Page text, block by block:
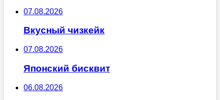
07.08.2026
Вкусный чизкейк
07.08.2026
Японский бисквит
06.08.2026